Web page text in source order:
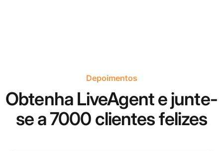
Depoimentos
Obtenha LiveAgent e junte-
se a 7000 clientes felizes